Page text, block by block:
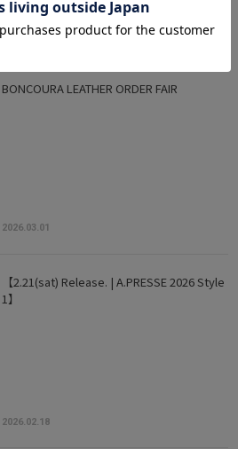
2026.03.02
BONCOURA LEATHER ORDER FAIR
2026.03.01
【2.21(sat) Release. | A.PRESSE 2026 Style
1】
2026.02.18